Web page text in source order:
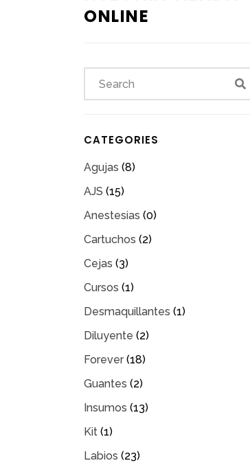
ONLINE
CATEGORIES
Agujas (8)
AJS (15)
Anestesias (0)
Cartuchos (2)
Cejas (3)
Cursos (1)
Desmaquillantes (1)
Diluyente (2)
Forever (18)
Guantes (2)
Insumos (13)
Kit (1)
Labios (23)